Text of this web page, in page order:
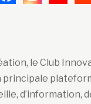
le Club
principale
d’information,